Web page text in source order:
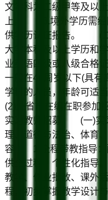
文学科为二级甲等及以
上。 6.境外学历需经
供学历认证报告。 (
大学本科及以上学历和
业英语四级或八级合
一般在40周岁以下(具有
学科的人员，年龄可
(2)外省市在编在职参
实习教师招募 (一)实
理、道德与法治、体
容 1.全程带教指导：
供全过程、个性化指导
教学、作业批改、课外
程，初步掌握教学设计